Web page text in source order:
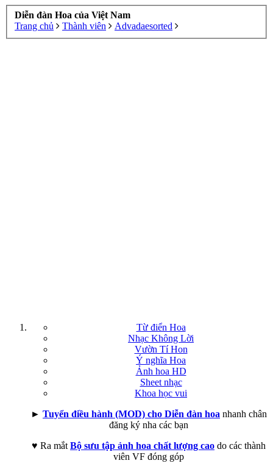
Diễn đàn Hoa của Việt Nam
Trang chủ
Thành viên Advadaesorted
Từ điển Hoa
Nhạc Không Lời
Vườn Tí Hon
Ý nghĩa Hoa
Ảnh hoa HD
Sheet nhạc
Khoa học vui
► Tuyển điều hành (MOD) cho Diễn đàn hoa nhanh chân
đăng ký nha các bạn
♥ Ra mắt Bộ sưu tập ảnh hoa chất lượng cao do các thành
viên VF đóng góp